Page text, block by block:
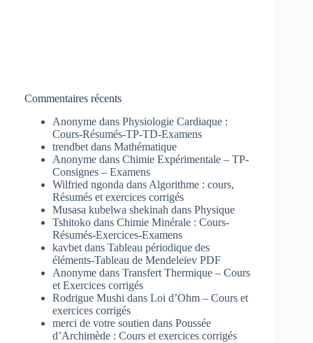
Commentaires récents
Anonyme dans Physiologie Cardiaque :
Cours-Résumés-TP-TD-Examens
trendbet dans Mathématique
Anonyme dans Chimie Expérimentale – TP-
Consignes – Examens
Wilfried ngonda dans Algorithme : cours,
Résumés et exercices corrigés
Musasa kubelwa shekinah dans Physique
Tshitoko dans Chimie Minérale : Cours-
Résumés-Exercices-Examens
kavbet dans Tableau périodique des
éléments-Tableau de Mendeleïev PDF
Anonyme dans Transfert Thermique – Cours
et Exercices corrigés
Rodrigue Mushi dans Loi d’Ohm – Cours et
exercices corrigés
merci de votre soutien dans Poussée
d’Archimède : Cours et exercices corrigés